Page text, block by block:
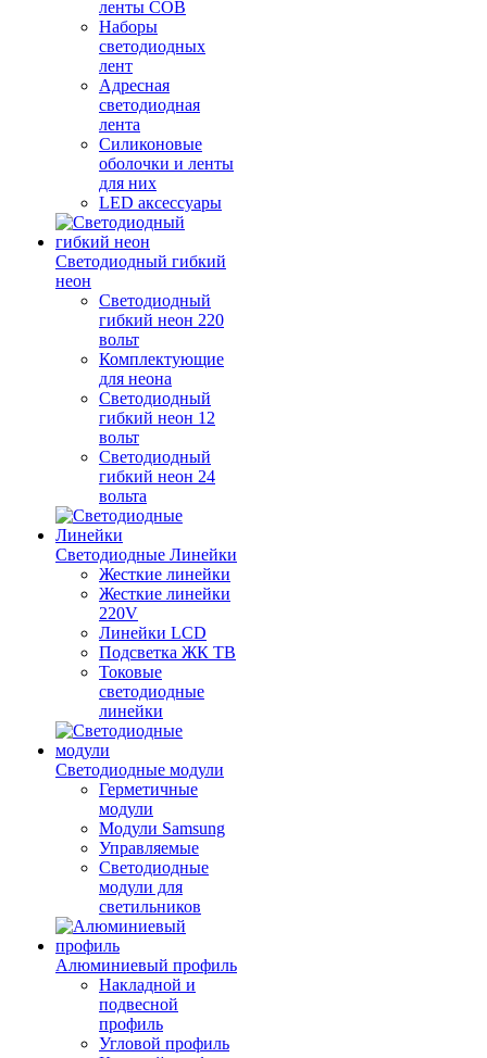
ленты COB
Наборы
светодиодных
лент
Адресная
светодиодная
лента
Силиконовые
оболочки и ленты
для них
LED аксессуары
Светодиодный гибкий
неон
Светодиодный
гибкий неон 220
вольт
Комплектующие
для неона
Светодиодный
гибкий неон 12
вольт
Светодиодный
гибкий неон 24
вольта
Светодиодные Линейки
Жесткие линейки
Жесткие линейки
220V
Линейки LCD
Подсветка ЖК ТВ
Токовые
светодиодные
линейки
Светодиодные модули
Герметичные
модули
Модули Samsung
Управляемые
Светодиодные
модули для
светильников
Алюминиевый профиль
Накладной и
подвесной
профиль
Угловой профиль